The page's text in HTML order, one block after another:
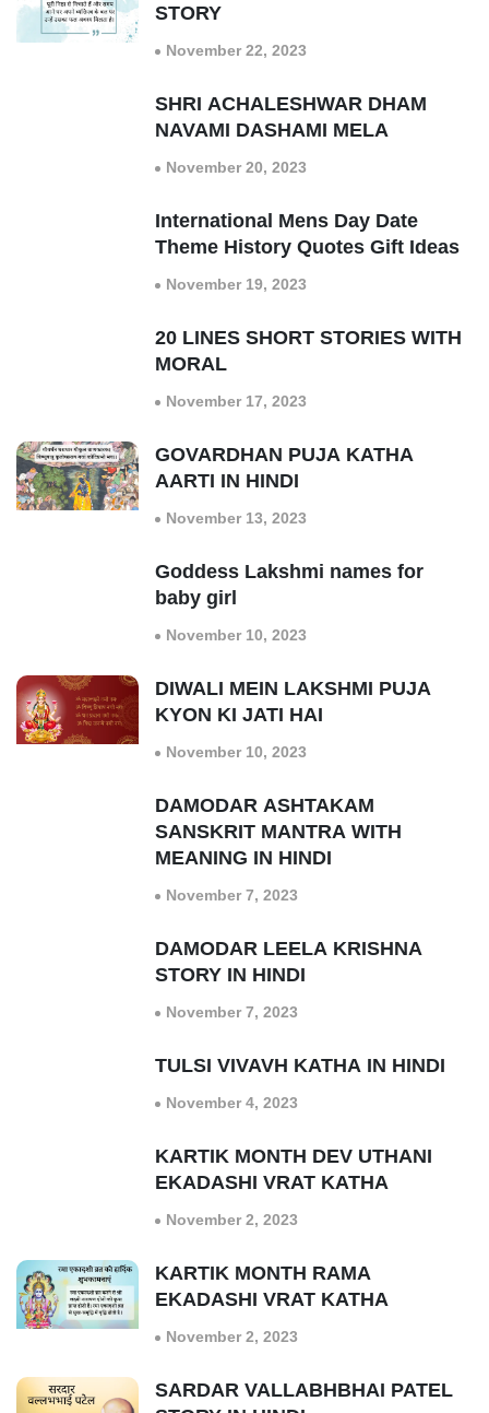
STORY
November 22, 2023
SHRI ACHALESHWAR DHAM
NAVAMI DASHAMI MELA
November 20, 2023
International Mens Day Date
Theme History Quotes Gift Ideas
November 19, 2023
20 LINES SHORT STORIES WITH
MORAL
November 17, 2023
GOVARDHAN PUJA KATHA
AARTI IN HINDI
November 13, 2023
Goddess Lakshmi names for
baby girl
November 10, 2023
DIWALI MEIN LAKSHMI PUJA
KYON KI JATI HAI
November 10, 2023
DAMODAR ASHTAKAM
SANSKRIT MANTRA WITH
MEANING IN HINDI
November 7, 2023
DAMODAR LEELA KRISHNA
STORY IN HINDI
November 7, 2023
TULSI VIVAVH KATHA IN HINDI
November 4, 2023
KARTIK MONTH DEV UTHANI
EKADASHI VRAT KATHA
November 2, 2023
KARTIK MONTH RAMA
EKADASHI VRAT KATHA
November 2, 2023
SARDAR VALLABHBHAI PATEL